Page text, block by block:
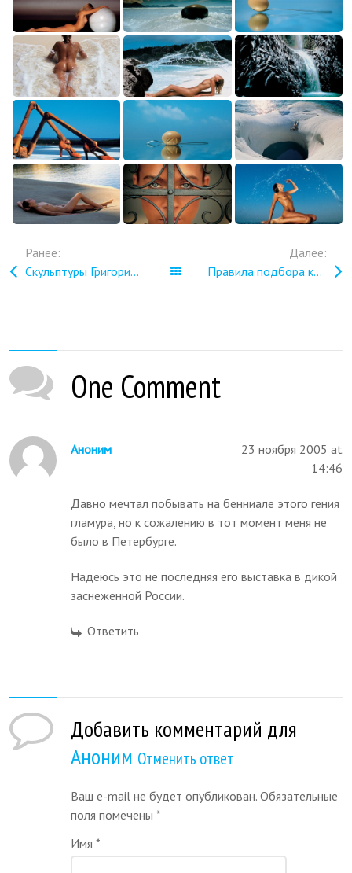
Ранее:
Скульптуры Григория Брусникина «Всюду жизнь»
Все записи
Далее:
Правила подбора костюма
One Comment
Аноним
23 ноября 2005 at
14:46
Давно мечтал побывать на бенниале этого гения
гламура, но к сожалению в тот момент меня не
было в Петербурге.
Надеюсь это не последняя его выставка в дикой
заснеженной России.
Ответить
Добавить комментарий для
Аноним Отменить ответ
Ваш e-mail не будет опубликован. Обязательные
поля помечены*
Имя*